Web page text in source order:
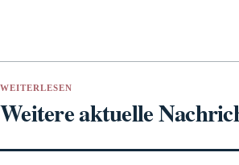
WEITERLESEN
Weitere aktuelle